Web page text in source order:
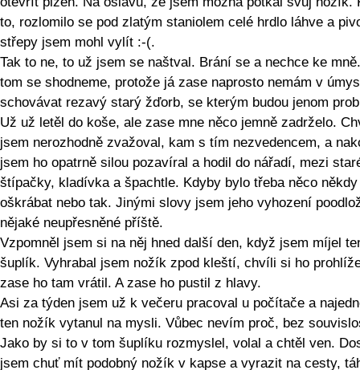
to, rozlomilo se pod zlatým staniolem celé hrdlo láhve a
střepy jsem mohl vylít :-(.
Tak to ne, to už jsem se naštval. Brání se a nechce ke
tom se shodneme, protože já zase naprosto nemám v
schovávat rezavý starý žďorb, se kterým budou jenom
Už už letěl do koše, ale zase mne něco jemně zadrželo.
jsem nerozhodně zvažoval, kam s tím nezvedencem, a
jsem ho opatrně silou pozavíral a hodil do nářadí, mezi
štípačky, kladívka a špachtle. Kdyby bylo třeba něco někdy
oškrábat nebo tak. Jinými slovy jsem jeho vyhození
nějaké neupřesněné příště.
Vzpomněl jsem si na něj hned další den, když jsem míjel
šuplík. Vyhrabal jsem nožík zpod kleští, chvíli si ho
zase ho tam vrátil. A zase ho pustil z hlavy.
Asi za týden jsem už k večeru pracoval u počítače a
ten nožík vytanul na mysli. Vůbec nevím proč, bez
Jako by si to v tom šuplíku rozmyslel, volal a chtěl ven.
jsem chuť mít podobný nožík v kapse a vyrazit na cesty,